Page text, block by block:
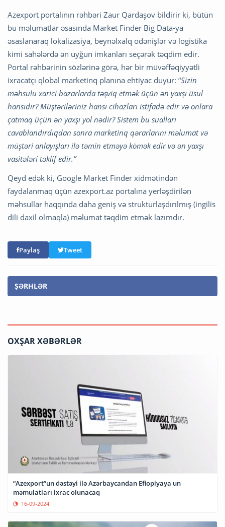
Azexport portalının rəhbəri Zaur Qardaşov bildirir ki, bütün
bu məlumatlar əsasında Market Finder Big Data-ya
əsaslanaraq lokalizasiya, beynəlxalq ödənişlər və logistika
kimi sahələrdə ən uyğun imkanları seçərək təqdim edir.
Portal rəhbərinin sözlərinə görə, hər bir müvəffəqiyyətli
ixracatçı qlobal marketinq planına ehtiyac duyur: “Sizin
məhsulu xarici bazarlarda təşviq etmək üçün ən yaxşı üsul
hansıdır? Müştəriləriniz hansı cihazları istifadə edir və onlara
çatmaq üçün ən yaxşı yol nədir? Sistem bu sualları
cavablandırdıqdan sonra marketinq qərarlarını məlumat və
müştəri anlayışları ilə təmin etməyə kömək edir və ən yaxşı
vasitələri təklif edir.”
Qeyd edək ki, Google Market Finder xidmətindən
faydalanmaq üçün azexport.az portalına yerləşdirilən
məhsullar haqqında daha geniş və strukturlaşdırılmış (ingilis
dili daxil olmaqla) məlumat təqdim etmək lazımdır.
Paylaş Tweet
ŞƏRHLƏR
OXŞAR XƏBƏRLƏR
“Azexport”un dəstəyi ilə Azərbaycandan Efiopiyaya un
məmulatları ixrac olunacaq
16-09-2024